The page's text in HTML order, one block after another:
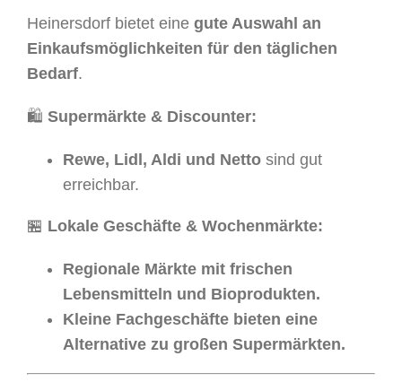
Heinersdorf bietet eine gute Auswahl an
Einkaufsmöglichkeiten für den täglichen
Bedarf.
🛍 Supermärkte & Discounter:
Rewe, Lidl, Aldi und Nettosind gut
erreichbar.
🏪 Lokale Geschäfte & Wochenmärkte:
Regionale Märkte mit frischen
Lebensmitteln und Bioprodukten.
Kleine Fachgeschäfte bieten eine
Alternative zu großen Supermärkten.